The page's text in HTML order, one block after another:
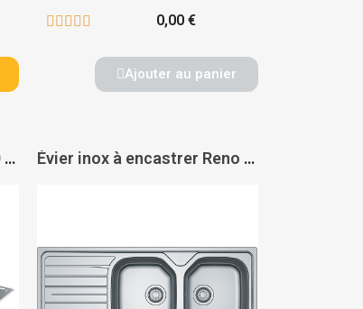
     0,00 €
Ajouter au panier
Pack évier inox 1 cuve K200 avec mitigeur de cuisine Eurosmart bec bas - GROHE Évier inox à encastrer Reno 2 cuves + 1 égouttoir - FRANKE